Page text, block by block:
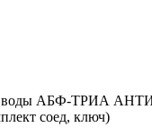
воды АБФ-ТРИА
соед, ключ)